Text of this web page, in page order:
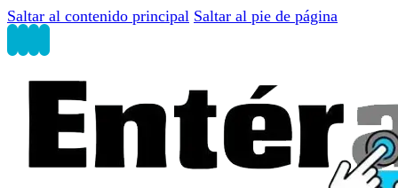
Saltar al contenido principal Saltar al pie de página